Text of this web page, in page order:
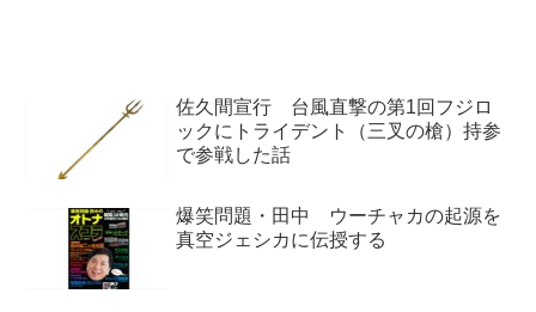
佐久間宣行 台風直撃の第1回フジロ
ックにトライデント（三叉の槍）持参
で参戦した話
爆笑問題・田中 ウーチャカの起源を
真空ジェシカに伝授する